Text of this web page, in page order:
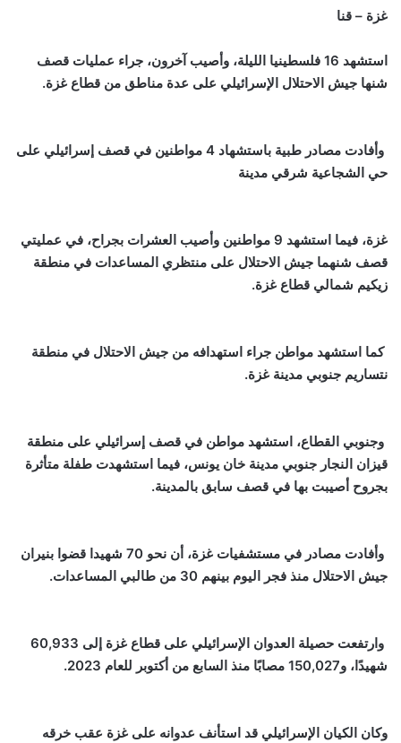
غزة – قنا
استشهد 16 فلسطينيا الليلة، وأصيب آخرون، جراء عمليات قصف
شنها جيش الاحتلال الإسرائيلي على عدة مناطق من قطاع غزة.
وأفادت مصادر طبية باستشهاد 4 مواطنين في قصف إسرائيلي على
حي الشجاعية شرقي مدينة
غزة، فيما استشهد 9 مواطنين وأصيب العشرات بجراح، في عمليتي
قصف شنهما جيش الاحتلال على منتظري المساعدات في منطقة
زيكيم شمالي قطاع غزة.
كما استشهد مواطن جراء استهدافه من جيش الاحتلال في منطقة
نتساريم جنوبي مدينة غزة.
وجنوبي القطاع، استشهد مواطن في قصف إسرائيلي على منطقة
قيزان النجار جنوبي مدينة خان يونس، فيما استشهدت طفلة متأثرة
بجروح أصيبت بها في قصف سابق بالمدينة.
وأفادت مصادر في مستشفيات غزة، أن نحو 70 شهيدا قضوا بنيران
جيش الاحتلال منذ فجر اليوم بينهم 30 من طالبي المساعدات.
وارتفعت حصيلة العدوان الإسرائيلي على قطاع غزة إلى 60,933
شهيدًا، و150,027 مصابًا منذ السابع من أكتوبر للعام 2023.
وكان الكيان الإسرائيلي قد استأنف عدوانه على غزة عقب خرقه